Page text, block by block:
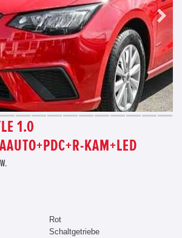
1.0
KAM+LED
Rot
Schaltgetriebe